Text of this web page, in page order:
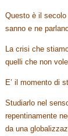
Questo è il
sanno e ne
La crisi che
quelli che non
E’ il momento di
Studiarlo nel
repentinamente
da una